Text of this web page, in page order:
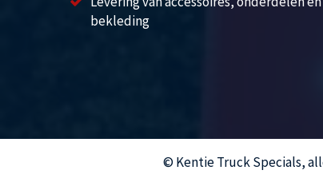
bekleding
© Kentie Truck Specials,